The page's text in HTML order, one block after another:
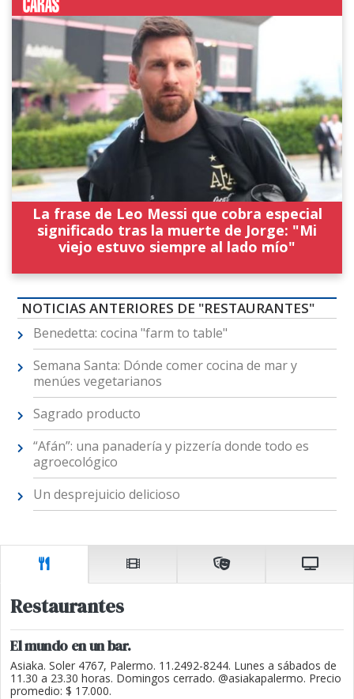
La frase de Leo Messi que cobra especial
significado tras la muerte de Jorge: "Mi
viejo estuvo siempre al lado mío"
NOTICIAS ANTERIORES DE "RESTAURANTES"
Benedetta: cocina "farm to table"
Semana Santa: Dónde comer cocina de mar y
menúes vegetarianos
Sagrado producto
“Afán”: una panadería y pizzería donde todo es
agroecológico
Un desprejuicio delicioso
Restaurantes
El mundo en un bar.
Asiaka. Soler 4767, Palermo. 11.2492-8244. Lunes a sábados de
11.30 a 23.30 horas. Domingos cerrado. @asiakapalermo. Precio
promedio: $ 17.000.